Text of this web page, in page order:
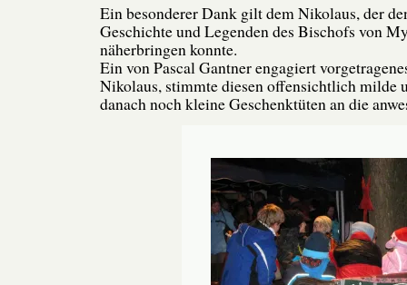
Ein besonderer Dank gilt dem Nikolaus, der
Geschichte und Legenden des Bischofs von
näherbringen konnte.
Ein von Pascal Gantner engagiert
Nikolaus, stimmte diesen offensichtlich milde
danach noch kleine Geschenktüten an die